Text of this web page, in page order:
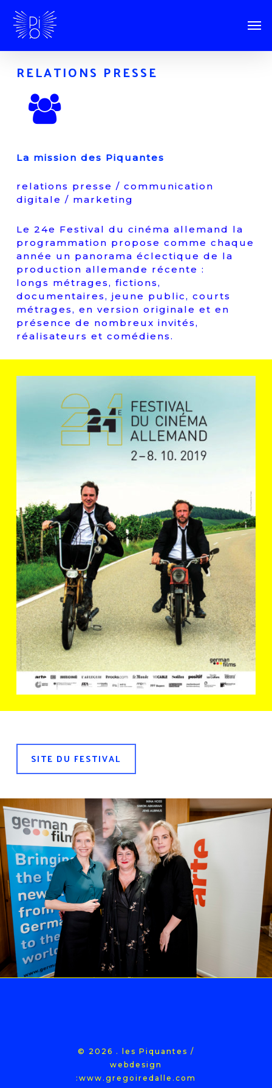
RELATIONS PRESSE
La mission des Piquantes
relations presse / communication
digitale / marketing
Le 24e Festival du cinéma allemand la
programmation propose comme chaque
année un panorama éclectique de la
production allemande récente :
longs métrages, fictions,
documentaires, jeune public, courts
métrages, en version originale et en
présence de nombreux invités,
réalisateurs et comédiens.
SITE DU FESTIVAL
© 2026 . les Piquantes /
webdesign
: www.gregoiredalle.com